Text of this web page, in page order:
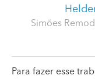
Simões
Para fazer esse